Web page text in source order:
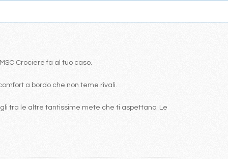
Crociere fa al tuo caso.
a bordo che non teme rivali.
tra le altre tantissime mete che ti aspettano. Le